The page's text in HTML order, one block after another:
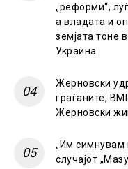
„реформи“,
а владата и
земјата тоне
Украина
Жерновски
граѓаните,
Жерновски
„Им симнувам
случајот